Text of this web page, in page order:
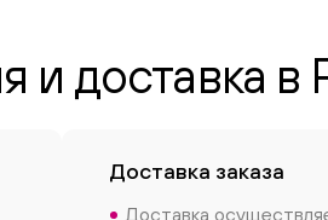
и доставка
Доставка заказа
Доставка